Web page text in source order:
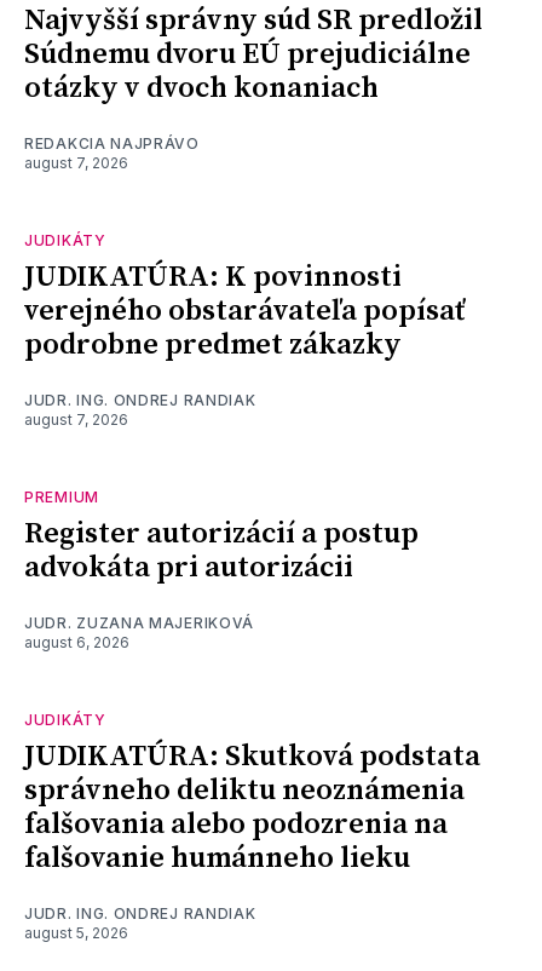
Najvyšší správny súd SR predložil
Súdnemu dvoru EÚ prejudiciálne
otázky v dvoch konaniach
REDAKCIA NAJPRÁVO
august 7, 2026
JUDIKÁTY
JUDIKATÚRA: K povinnosti
verejného obstarávateľa popísať
podrobne predmet zákazky
JUDR. ING. ONDREJ RANDIAK
august 7, 2026
PREMIUM
Register autorizácií a postup
advokáta pri autorizácii
JUDR. ZUZANA MAJERIKOVÁ
august 6, 2026
JUDIKÁTY
JUDIKATÚRA: Skutková podstata
správneho deliktu neoznámenia
falšovania alebo podozrenia na
falšovanie humánneho lieku
JUDR. ING. ONDREJ RANDIAK
august 5, 2026